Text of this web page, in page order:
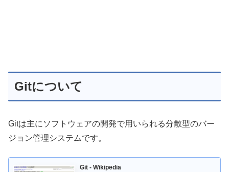
Gitについて
Gitは主にソフトウェアの開発で用いられる分散型のバー
ジョン管理システムです。
Git - Wikipedia